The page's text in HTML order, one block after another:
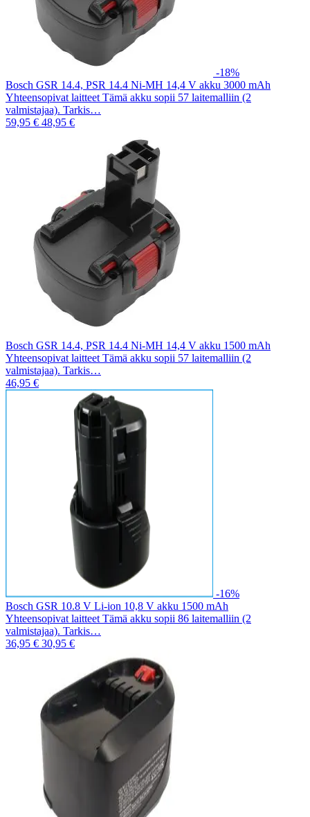
-18%
Bosch GSR 14.4, PSR 14.4 Ni-MH 14,4 V akku 3000 mAh
Yhteensopivat laitteet Tämä akku sopii 57 laitemalliin (2
valmistajaa). Tarkis…
59,95 € 48,95 €
Bosch GSR 14.4, PSR 14.4 Ni-MH 14,4 V akku 1500 mAh
Yhteensopivat laitteet Tämä akku sopii 57 laitemalliin (2
valmistajaa). Tarkis…
46,95 €
-16%
Bosch GSR 10.8 V Li-ion 10,8 V akku 1500 mAh
Yhteensopivat laitteet Tämä akku sopii 86 laitemalliin (2
valmistajaa). Tarkis…
36,95 € 30,95 €